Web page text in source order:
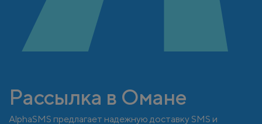
Рассылка в Омане
AlphaSMS предлагает надежную доставку SMS и